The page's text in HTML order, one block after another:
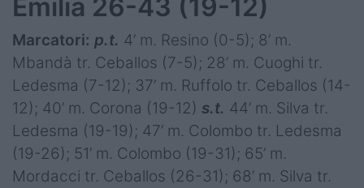
Emilia 26-43 (19-12)
Marcatori: p.t. 4’ m. Resino (0-5); 8’ m.
Mbandà tr. Ceballos (7-5); 28’ m. Cuoghi tr.
Ledesma (7-12); 37’ m. Ruffolo tr. Ceballos (14-
12); 40’ m. Corona (19-12) s.t. 44’ m. Silva tr.
Ledesma (19-19); 47’ m. Colombo tr. Ledesma
(19-26); 51’ m. Colombo (19-31); 65’ m.
Mordacci tr. Ceballos (26-31); 68’ m. Silva tr.